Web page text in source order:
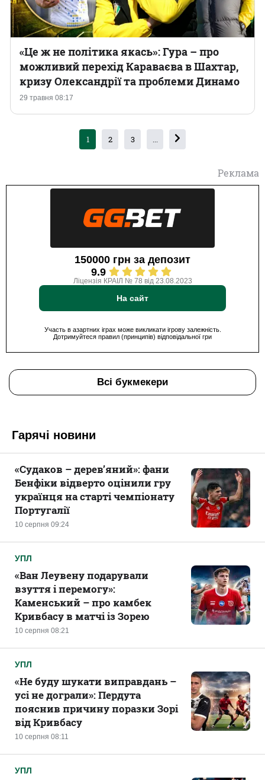
29 травня 08:17
«Це ж не політика якась»: Гура – про
можливий перехід Караваєва в Шахтар,
кризу Олександрії та проблеми Динамо
1 2 3 ...
Реклама
150000 грн за депозит
9.9
Ліцензія КРАІЛ № 78 від 23.08.2023
На сайт
Участь в азартних іграх може викликати ігрову залежність.
Дотримуйтеся правил (принципів) відповідальної гри
Всі букмекери
Гарячі новини
10 серпня 09:24
«Судаков – дерев’яний»: фани
Бенфіки відверто оцінили гру
українця на старті чемпіонату
Португалії
УПЛ
10 серпня 08:21
«Ван Леувену подарували
взуття і перемогу»:
Каменський – про камбек
Кривбасу в матчі із Зорею
УПЛ
10 серпня 08:11
«Не буду шукати виправдань –
усі не дограли»: Пердута
пояснив причину поразки Зорі
від Кривбасу
УПЛ